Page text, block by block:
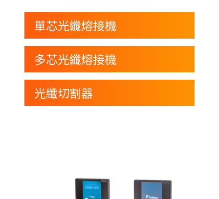
單芯光纖熔接機
多芯光纖熔接機
光纖切割器